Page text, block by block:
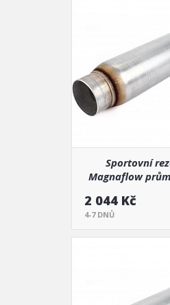
Sportovní
Magnaflow
2 044 Kč
4-7 DNŮ